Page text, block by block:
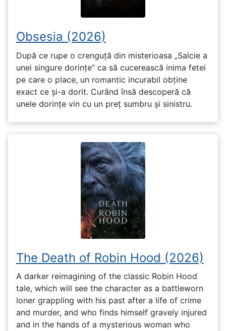
Obsesia (2026)
După ce rupe o crenguță din misterioasa „Salcie a
unei singure dorințe” ca să cucerească inima fetei
pe care o place, un romantic incurabil obține
exact ce și-a dorit. Curând însă descoperă că
unele dorințe vin cu un preț sumbru și sinistru.
The Death of Robin Hood (2026)
A darker reimagining of the classic Robin Hood
tale, which will see the character as a battleworn
loner grappling with his past after a life of crime
and murder, and who finds himself gravely injured
and in the hands of a mysterious woman who